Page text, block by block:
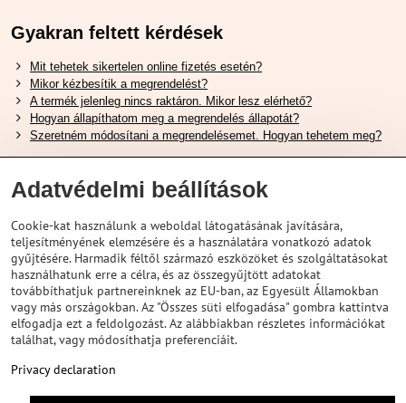
Gyakran feltett kérdések
Mit tehetek sikertelen online fizetés esetén?
Mikor kézbesítik a megrendelést?
A termék jelenleg nincs raktáron. Mikor lesz elérhető?
Hogyan állapíthatom meg a megrendelés állapotát?
Szeretném módosítani a megrendelésemet. Hogyan tehetem meg?
Hasznos Linkek
Hogyan válasszuk ki a megfelelő felfüggesztési villát ?
Hogyan válasszuk ki a megfelelő méretű sisakot?
Shimano E-Bike Akkumulátor Útmutató
Schwalbe Tubeless Gumik Felfedezése
Adatvédelmi beállítások
Cookie-kat használunk a weboldal látogatásának javítására,
teljesítményének elemzésére és a használatára vonatkozó adatok
gyűjtésére. Harmadik féltől származó eszközöket és szolgáltatásokat
használhatunk erre a célra, és az összegyűjtött adatokat
továbbíthatjuk partnereinknek az EU-ban, az Egyesült Államokban
vagy más országokban. Az "Összes süti elfogadása" gombra kattintva
elfogadja ezt a feldolgozást. Az alábbiakban részletes információkat
találhat, vagy módosíthatja preferenciáit.
Privacy declaration